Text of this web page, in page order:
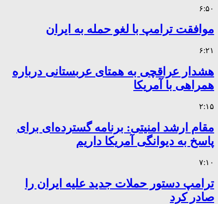
۶:۵۰
موافقت ترامپ با لغو حمله به ایران
۶:۲۱
هشدار عراقچی به همتای عربستانی درباره
همراهی با آمریکا
۲:۱۵
مقام ارشد امنیتی: برنامه گسترده‌ای برای
پاسخ به دیوانگی آمریکا داریم
۷:۱۰
ترامپ دستور حملات جدید علیه ایران را
صادر کرد